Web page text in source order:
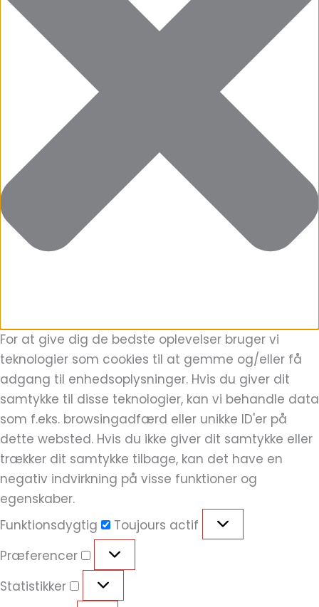
For at give dig de bedste oplevelser bruger vi
teknologier som cookies til at gemme og/eller få
adgang til enhedsoplysninger. Hvis du giver dit
samtykke til disse teknologier, kan vi behandle data
som f.eks. browsingadfærd eller unikke ID'er på
dette websted. Hvis du ikke giver dit samtykke eller
trækker dit samtykke tilbage, kan det have en
negativ indvirkning på visse funktioner og
egenskaber.
Funktionsdygtig
Toujours actif
Præferencer
Statistikker